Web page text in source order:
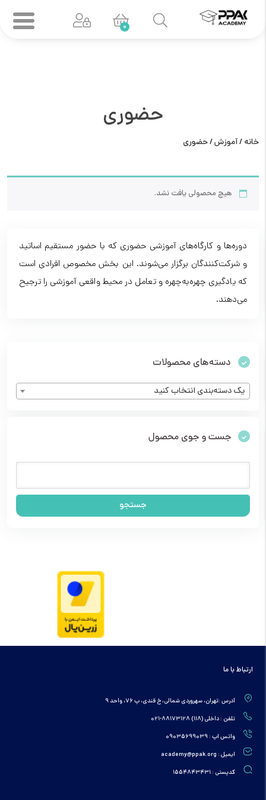
0
حضوری
خانه/آموزش/ حضوری
هیچ محصولی یافت نشد.
دوره‌ها و کارگاه‌های آموزشی حضوری که با حضور مستقیم اساتید
و شرکت‌کنندگان برگزار می‌شوند. این بخش مخصوص افرادی است
که یادگیری چهره‌به‌چهره و تعامل در محیط واقعی آموزشی را ترجیح
می‌دهند.
دسته‌های محصولات
یک دسته‌بندی انتخاب کنید
جست و جوی محصول
ارتباط با ما
آدرس :تهران، سهروردی شمالی، خ قندی، پ 76، واحد 9
تلفن : داخلی (118) 88173128-021
واتس اپ : 09035699039
ایمیل : academy@ppak.org
کدپستی : 1554843431